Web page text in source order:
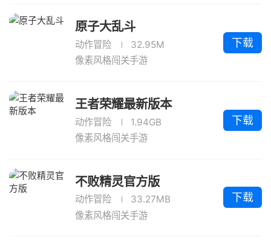
原子大乱斗
动作冒险
32.95M
像素风格闯关手游
下载
王者荣耀最新版本
动作冒险
1.94GB
像素风格闯关手游
下载
不败精灵官方版
动作冒险
33.27MB
像素风格闯关手游
下载